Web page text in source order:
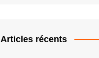
Articles récents